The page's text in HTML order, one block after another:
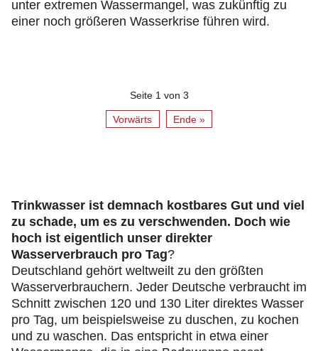
unter extremen Wassermangel, was zukünftig zu
einer noch größeren Wasserkrise führen wird.
Seite 1 von 3
Vorwärts Ende »
Trinkwasser ist demnach kostbares Gut und viel
zu schade, um es zu verschwenden. Doch wie
hoch ist eigentlich unser direkter
Wasserverbrauch pro Tag?
Deutschland gehört weltweilt zu den größten
Wasserverbrauchern. Jeder Deutsche verbraucht im
Schnitt zwischen 120 und 130 Liter direktes Wasser
pro Tag, um beispielsweise zu duschen, zu kochen
und zu waschen. Das entspricht in etwa einer